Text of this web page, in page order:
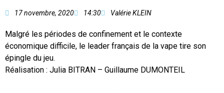
17 novembre, 2020 14:30 Valérie KLEIN
Malgré les périodes de confinement et le contexte
économique difficile, le leader français de la vape tire son
épingle du jeu.
Réalisation : Julia BITRAN – Guillaume DUMONTEIL